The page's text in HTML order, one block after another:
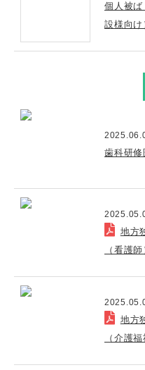
個人被
設様向け
歯科研
地方
（看護
地方
（介護